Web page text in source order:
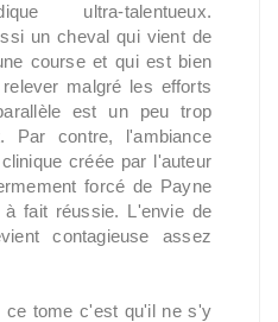
ultra-talentueux.
un cheval qui vient de
course et qui est bien
malgré les efforts
est un peu trop
Par contre, l'ambiance
créée par l'auteur
forcé de Payne
fait réussie. L'envie de
contagieuse assez
ce tome c'est qu'il ne s'y